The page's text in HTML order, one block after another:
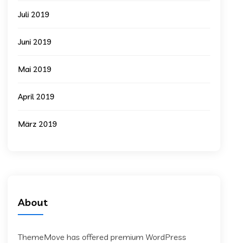
Juli 2019
Juni 2019
Mai 2019
April 2019
März 2019
About
ThemeMove has offered premium WordPress